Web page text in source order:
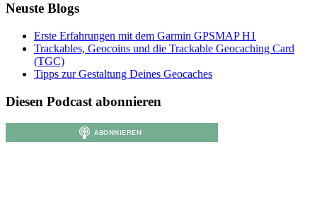
Neuste Blogs
Erste Erfahrungen mit dem Garmin GPSMAP H1
Trackables, Geocoins und die Trackable Geocaching Card
(TGC)
Tipps zur Gestaltung Deines Geocaches
Diesen Podcast abonnieren